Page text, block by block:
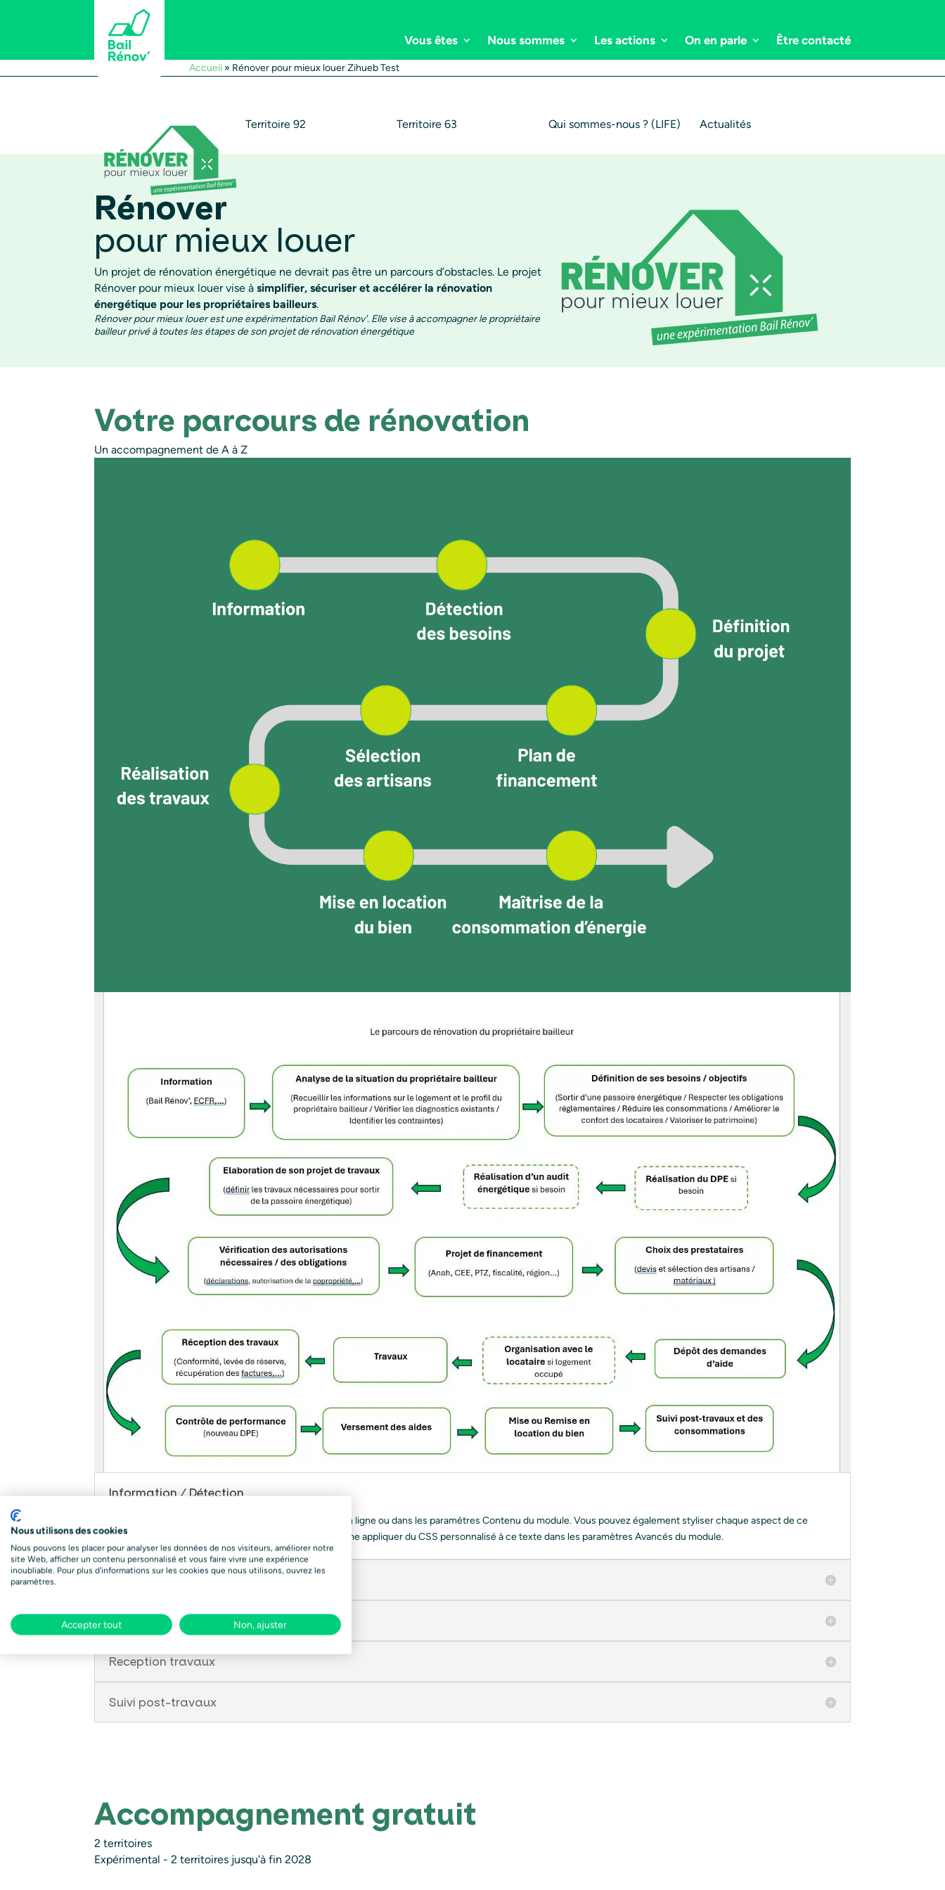
Vous êtes Nous sommes Les actions On en parle Être contacté
Accueil » Rénover pour mieux louer Zihueb Test
Territoire 92 Territoire 63 Qui sommes-nous ? (LIFE) Actualités
Rénover
pour mieux louer
Un projet de rénovation énergétique ne devrait pas être un parcours d’obstacles. Le projet
Rénover pour mieux louer vise àsimplifier, sécuriser et accélérer la rénovation
énergétique pour les propriétaires bailleurs.
Rénover pour mieux louer est une expérimentation Bail Rénov'. Elle vise à accompagner lepropriétaire
bailleur privé à toutes les étapes de son projet de rénovation énergétique
Votre parcours de rénovation
Un accompagnement de A à Z
Information / Détection
Votre contenu va ici. Modifiez ou supprimez ce texte en ligne ou dans les paramètres Contenu du module. Vous pouvez également styliser chaque aspect de ce
contenu dans les paramètres Design du module et même appliquer du CSS personnalisé à ce texte dans les paramètres Avancés du module.
Prépa projet travaux
Travaux
Reception travaux
Suivi post-travaux
Accompagnement gratuit
2 territoires
Expérimental - 2 territoires jusqu'à fin 2028
Nous utilisons des cookies
Nous pouvons les placer pour analyser les données de nos visiteurs, améliorer notre
site Web, afficher un contenu personnalisé et vous faire vivre une expérience
inoubliable. Pour plus d'informations sur les cookies que nous utilisons, ouvrez les
paramètres.
Accepter tout Non, ajuster